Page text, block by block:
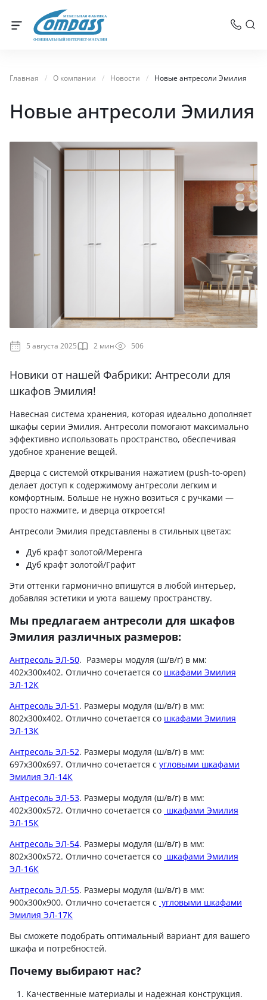
МЕБЕЛЬНАЯ ФАБРИКА
ОФИЦИАЛЬНЫЙ ИНТЕРНЕТ-МАГАЗИН
Главная / О компании / Новости / Новые антресоли Эмилия
Новые антресоли Эмилия
5 августа 2025 2 мин 506
Новики от нашей Фабрики: Антресоли для
шкафов Эмилия!
Навесная система хранения, которая идеально дополняет
шкафы серии Эмилия. Антресоли помогают максимально
эффективно использовать пространство, обеспечивая
удобное хранение вещей.
Дверца с системой открывания нажатием (push-to-open)
делает доступ к содержимому антресоли легким и
комфортным. Больше не нужно возиться с ручками —
просто нажмите, и дверца откроется!
Антресоли Эмилия представлены в стильных цветах:
Дуб крафт золотой/Меренга
Дуб крафт золотой/Графит
Эти оттенки гармонично впишутся в любой интерьер,
добавляя эстетики и уюта вашему пространству.
Мы предлагаем антресоли для шкафов
Эмилия различных размеров:
Антресоль ЭЛ-50. Размеры модуля (ш/в/г) в мм:
402х300х402. Отлично сочетается со шкафами Эмилия
ЭЛ-12К
Антресоль ЭЛ-51 . Размеры модуля (ш/в/г) в мм:
802х300х402. Отлично сочетается со шкафами Эмилия
ЭЛ-13К
Антресоль ЭЛ-52. Размеры модуля (ш/в/г) в мм:
697х300х697. Отлично сочетается с угловыми шкафами
Эмилия ЭЛ-14К
Антресоль ЭЛ-53. Размеры модуля (ш/в/г) в мм:
402х300х572. Отлично сочетается со шкафами Эмилия
ЭЛ-15К
Антресоль ЭЛ-54. Размеры модуля (ш/в/г) в мм:
802х300х572. Отлично сочетается со шкафами Эмилия
ЭЛ-16К
Антресоль ЭЛ-55. Размеры модуля (ш/в/г) в мм:
900х300х900. Отлично сочетается с угловыми шкафами
Эмилия ЭЛ-17К
Вы сможете подобрать оптимальный вариант для вашего
шкафа и потребностей.
Почему выбирают нас?
Качественные материалы и надежная конструкция.